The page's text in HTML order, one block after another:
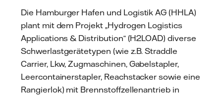
Die Hamburger Hafen und Logistik AG (HHLA)
plant mit dem Projekt „Hydrogen Logistics
Applications & Distribution“ (H2LOAD) diverse
Schwerlastgerätetypen (wie z.B. Straddle
Carrier, Lkw, Zugmaschinen, Gabelstapler,
Leercontainerstapler, Reachstacker sowie eine
Rangierlok) mit Brennstoffzellenantrieb in